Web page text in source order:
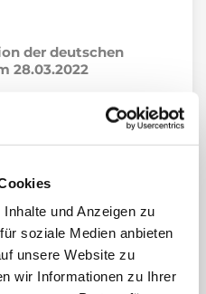
und Anzeigen zu
soziale Medien anbieten
unsere Website zu
wir Informationen zu Ihrer
der deutschen
28.03.2022
zu Elbasvir/Grazoprevir
Hepatitis C, 12 bis < 18
Nutzenbewertung §